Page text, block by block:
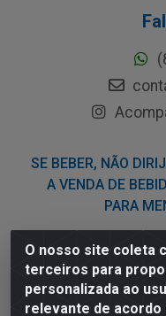
O nosso site coleta
terceiros para
personalizada ao
relevante de
SE BEBER, NÃO
A VENDA DE
PARA
Nordil Distribuidora -
Sesi - Bayeux/